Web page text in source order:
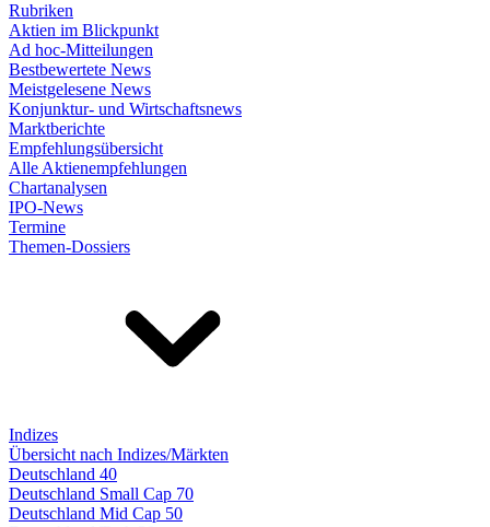
Rubriken
Aktien im Blickpunkt
Ad hoc-Mitteilungen
Bestbewertete News
Meistgelesene News
Konjunktur- und Wirtschaftsnews
Marktberichte
Empfehlungsübersicht
Alle Aktienempfehlungen
Chartanalysen
IPO-News
Termine
Themen-Dossiers
Indizes
Übersicht nach Indizes/Märkten
Deutschland 40
Deutschland Small Cap 70
Deutschland Mid Cap 50